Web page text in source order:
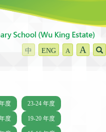
中 ENG A A
度 23-24 年度
度 19-20 年度